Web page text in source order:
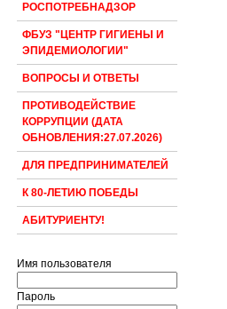
РОСПОТРЕБНАДЗОР
ФБУЗ "ЦЕНТР ГИГИЕНЫ И
ЭПИДЕМИОЛОГИИ"
ВОПРОСЫ И ОТВЕТЫ
ПРОТИВОДЕЙСТВИЕ
КОРРУПЦИИ (ДАТА
ОБНОВЛЕНИЯ:27.07.2026)
ДЛЯ ПРЕДПРИНИМАТЕЛЕЙ
К 80-ЛЕТИЮ ПОБЕДЫ
АБИТУРИЕНТУ!
Имя пользователя
Пароль